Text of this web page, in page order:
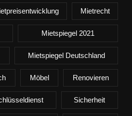
Mietrecht
Mietspiegel 2021
Mietspiegel Deutschland
Möbel Renovieren
Sicherheit